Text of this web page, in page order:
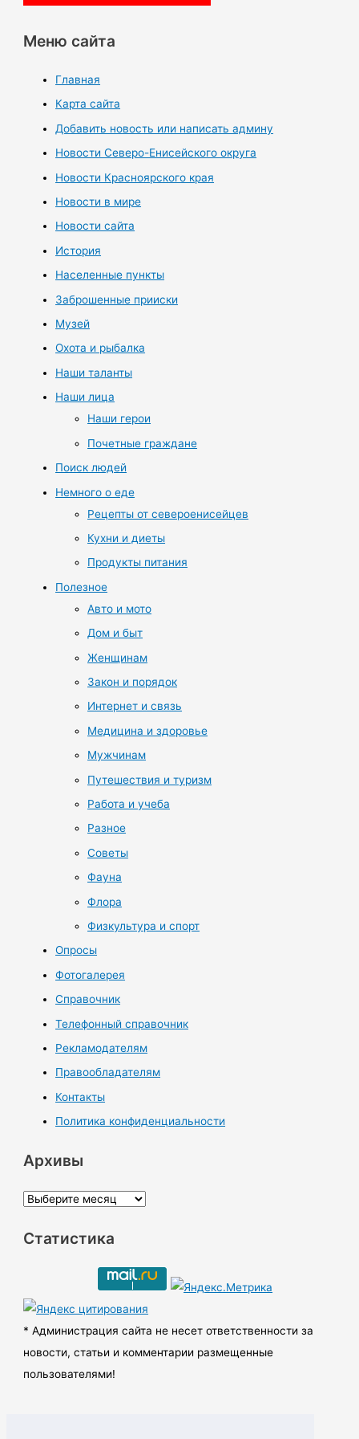
Меню сайта
Главная
Карта сайта
Добавить новость или написать админу
Новости Северо-Енисейского округа
Новости Красноярского края
Новости в мире
Новости сайта
История
Населенные пункты
Заброшенные прииски
Музей
Охота и рыбалка
Наши таланты
Наши лица
Наши герои
Почетные граждане
Поиск людей
Немного о еде
Рецепты от североенисейцев
Кухни и диеты
Продукты питания
Полезное
Авто и мото
Дом и быт
Женщинам
Закон и порядок
Интернет и связь
Медицина и здоровье
Мужчинам
Путешествия и туризм
Работа и учеба
Разное
Советы
Фауна
Флора
Физкультура и спорт
Опросы
Фотогалерея
Справочник
Телефонный справочник
Рекламодателям
Правообладателям
Контакты
Политика конфиденциальности
Архивы
А
х
ы
Статистика
* Администрация сайта не несет ответственности за
новости, статьи и комментарии размещенные
пользователями!